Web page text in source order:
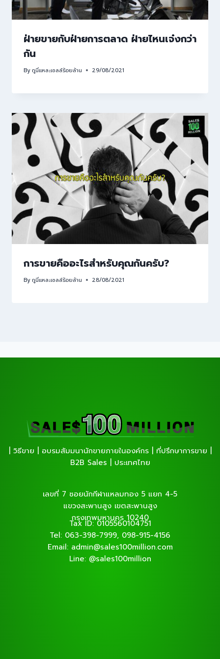
ฝ่ายขายกับฝ่ายการตลาด ฝ่ายไหนเจ๋งกว่า
กัน
Byกูนี่แหละเซลล์ร้อยล้าน 29/08/2021
การขายคืออะไรสำหรับคุณกันครับ?
Byกูนี่แหละเซลล์ร้อยล้าน 28/08/2021
| วิธีขาย | อบรมสัมมนานักขายภายในองค์กร | ที่ปรึกษาการขาย |
B2B Sales | ประเทศไทย
เลขที่ 7 ซอยนักกีฬาแหลมทอง 5 แยก 4-5
แขวงสะพานสูง เขตสะพานสูง
กรุงเทพมหานคร 10240
Tax ID: 0105560104751
Tel: 063-398-7999, 098-915-4156
Email: admin@sales100million.com
Line: @sales100million